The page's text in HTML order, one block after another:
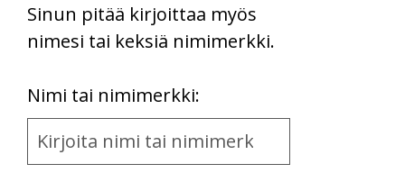
Sinun pitää kirjoittaa myös
nimesi tai keksiä nimimerkki.
Nimi tai nimimerkki:
Name
and